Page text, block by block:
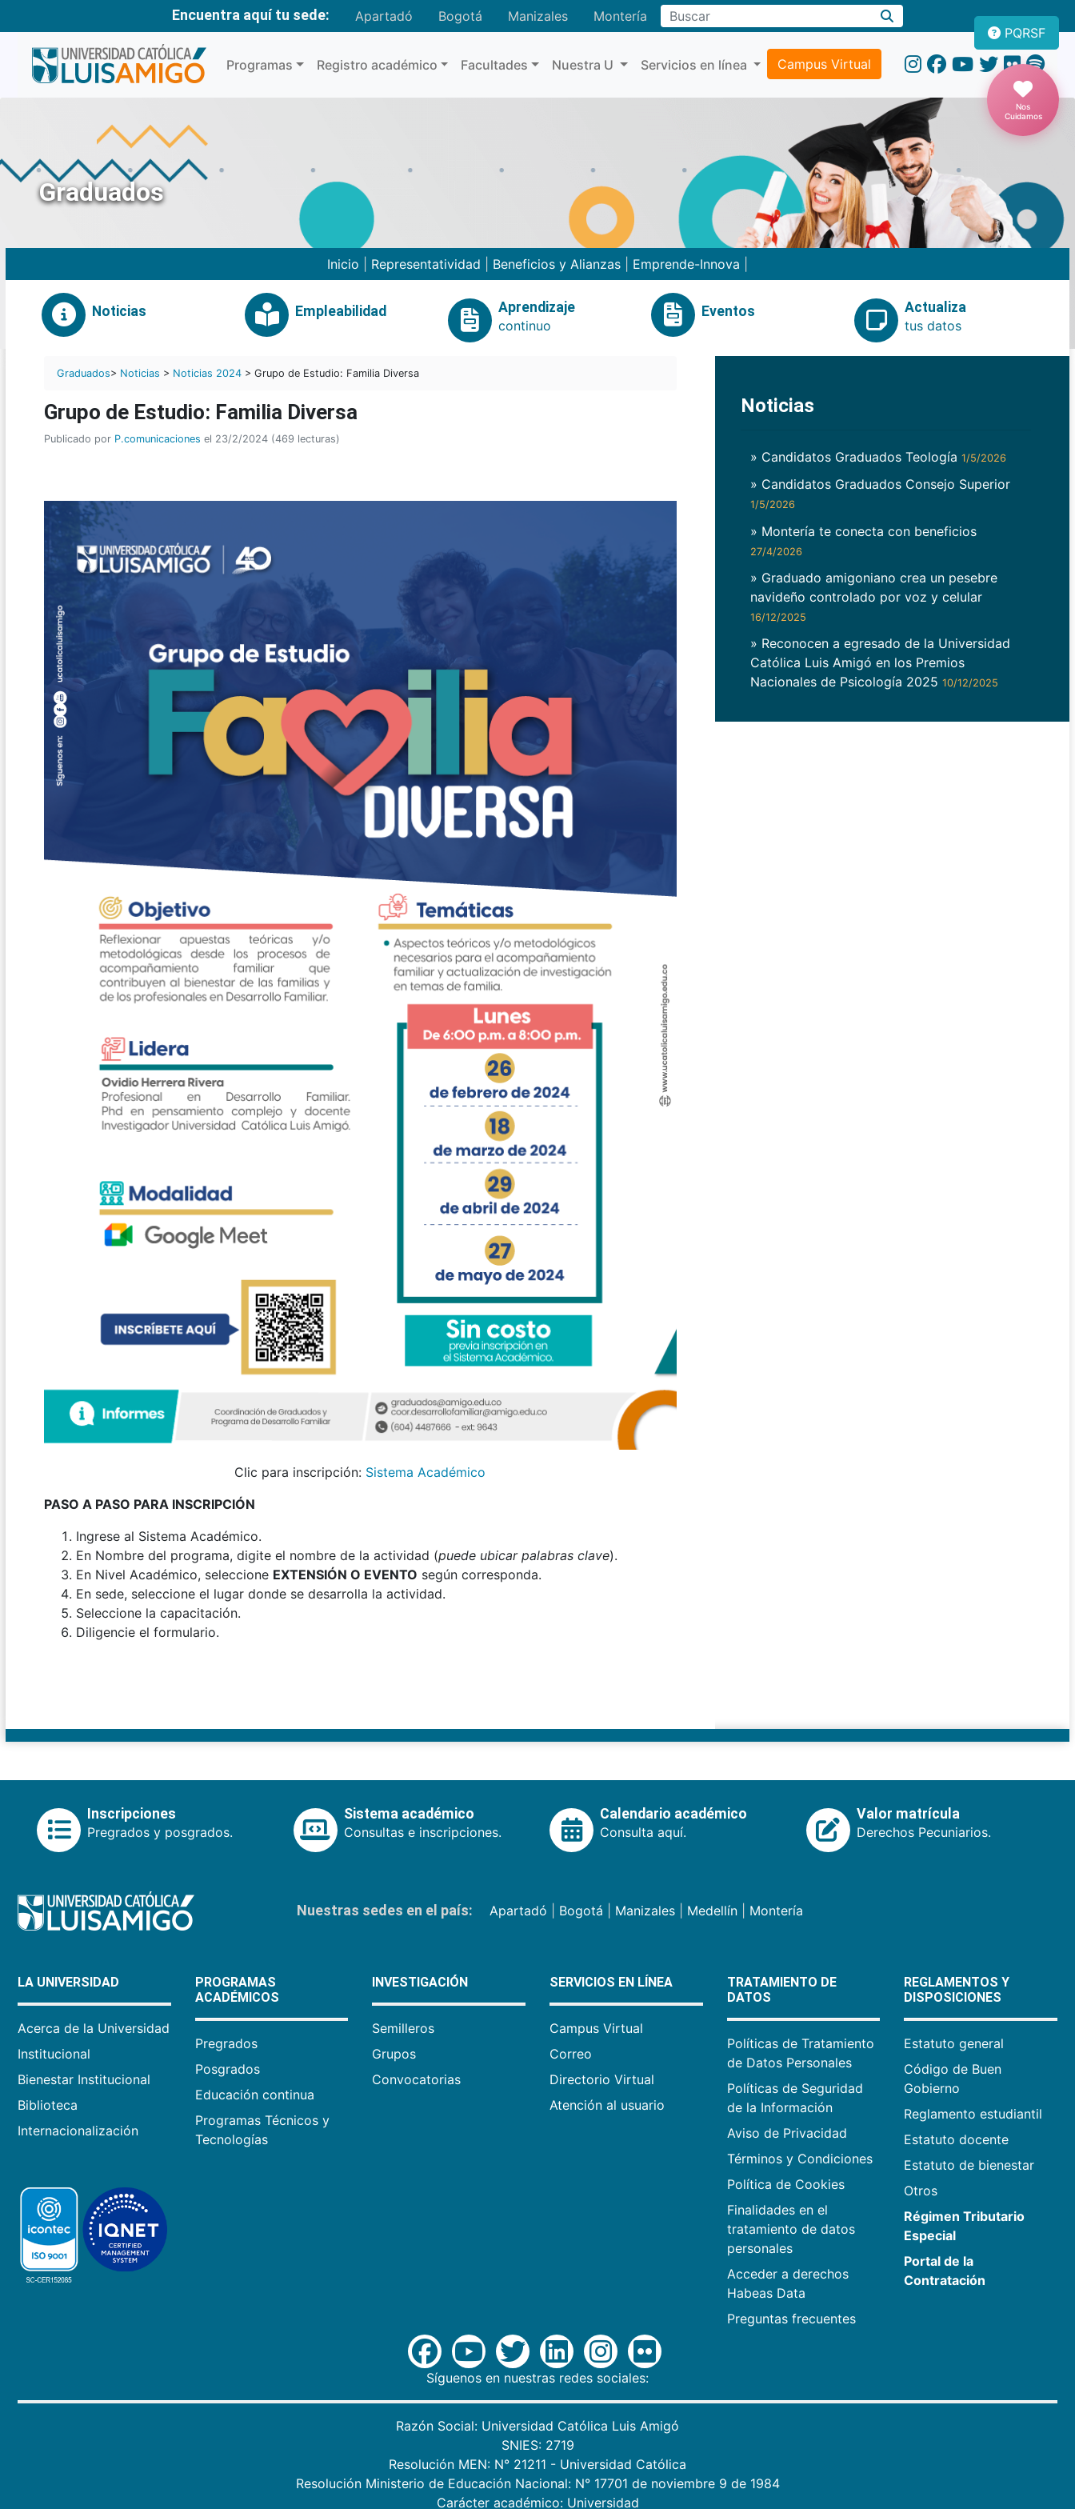
Encuentra aquí tu sede: Apartadó Bogotá Manizales MonteríaBuscar
Programas Registro académico Facultades Nuestra U Servicios en línea Campus Virtual
PQRSF
Nos
Cuidamos
Graduados
Inicio Representatividad Beneficios y Alianzas Emprende-Innova
Noticias Empleabilidad
Aprendizaje
continuo
Eventos
Actualiza
tus datos
Graduados> Noticias > Noticias 2024 > Grupo de Estudio: Familia Diversa
Grupo de Estudio: Familia Diversa
Publicado por P.comunicaciones el 23/2/2024 (469 lecturas)
Clic para inscripción: Sistema Académico
PASO A PASO PARA INSCRIPCIÓN
Ingrese al Sistema Académico.
En Nombre del programa, digite el nombre de la actividad (puede ubicar palabras clave).
En Nivel Académico, seleccione EXTENSIÓN O EVENTO según corresponda.
En sede, seleccione el lugar donde se desarrolla la actividad.
Seleccione la capacitación.
Diligencie el formulario.
Noticias
» Candidatos Graduados Teología 1/5/2026
» Candidatos Graduados Consejo Superior
1/5/2026
» Montería te conecta con beneficios
27/4/2026
» Graduado amigoniano crea un pesebre
navideño controlado por voz y celular
16/12/2025
» Reconocen a egresado de la Universidad
Católica Luis Amigó en los Premios
Nacionales de Psicología 2025 10/12/2025
Inscripciones
Pregrados y posgrados.
Sistema académico
Consultas e inscripciones.
Calendario académico
Consulta aquí.
Valor matrícula
Derechos Pecuniarios.
Nuestras sedes en el país: Apartadó Bogotá Manizales| Medellín| Montería
LA UNIVERSIDAD
Acerca de la Universidad
Institucional
Bienestar Institucional
Biblioteca
Internacionalización
PROGRAMAS
ACADÉMICOS
Pregrados
Posgrados
Educación continua
Programas Técnicos y
Tecnologías
INVESTIGACIÓN
Semilleros
Grupos
Convocatorias
SERVICIOS EN LÍNEA
Campus Virtual
Correo
Directorio Virtual
Atención al usuario
TRATAMIENTO DE
DATOS
Políticas de Tratamiento
de Datos Personales
Políticas de Seguridad
de la Información
Aviso de Privacidad
Términos y Condiciones
Política de Cookies
Finalidades en el
tratamiento de datos
personales
Acceder a derechos
Habeas Data
Preguntas frecuentes
REGLAMENTOS Y
DISPOSICIONES
Estatuto general
Código de Buen
Gobierno
Reglamento estudiantil
Estatuto docente
Estatuto de bienestar
Otros
Régimen Tributario
Especial
Portal de la
Contratación
Síguenos en nuestras redes sociales:
Razón Social: Universidad Católica Luis Amigó
SNIES: 2719
Resolución MEN: N° 21211 - Universidad Católica
Resolución Ministerio de Educación Nacional: N° 17701 de noviembre 9 de 1984
Carácter académico: Universidad